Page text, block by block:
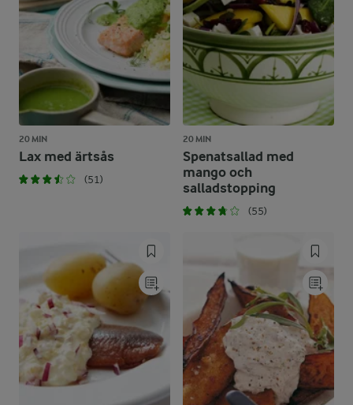
20 MIN
Lax med ärtsås
(51)
20 MIN
Spenatsallad med
mango och
salladstopping
(55)